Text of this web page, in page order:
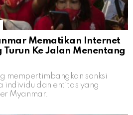
Mematikan Internet
Ke Jalan Menentang
mempertimbangkan sanksi
dan entitas yang
Myanmar.